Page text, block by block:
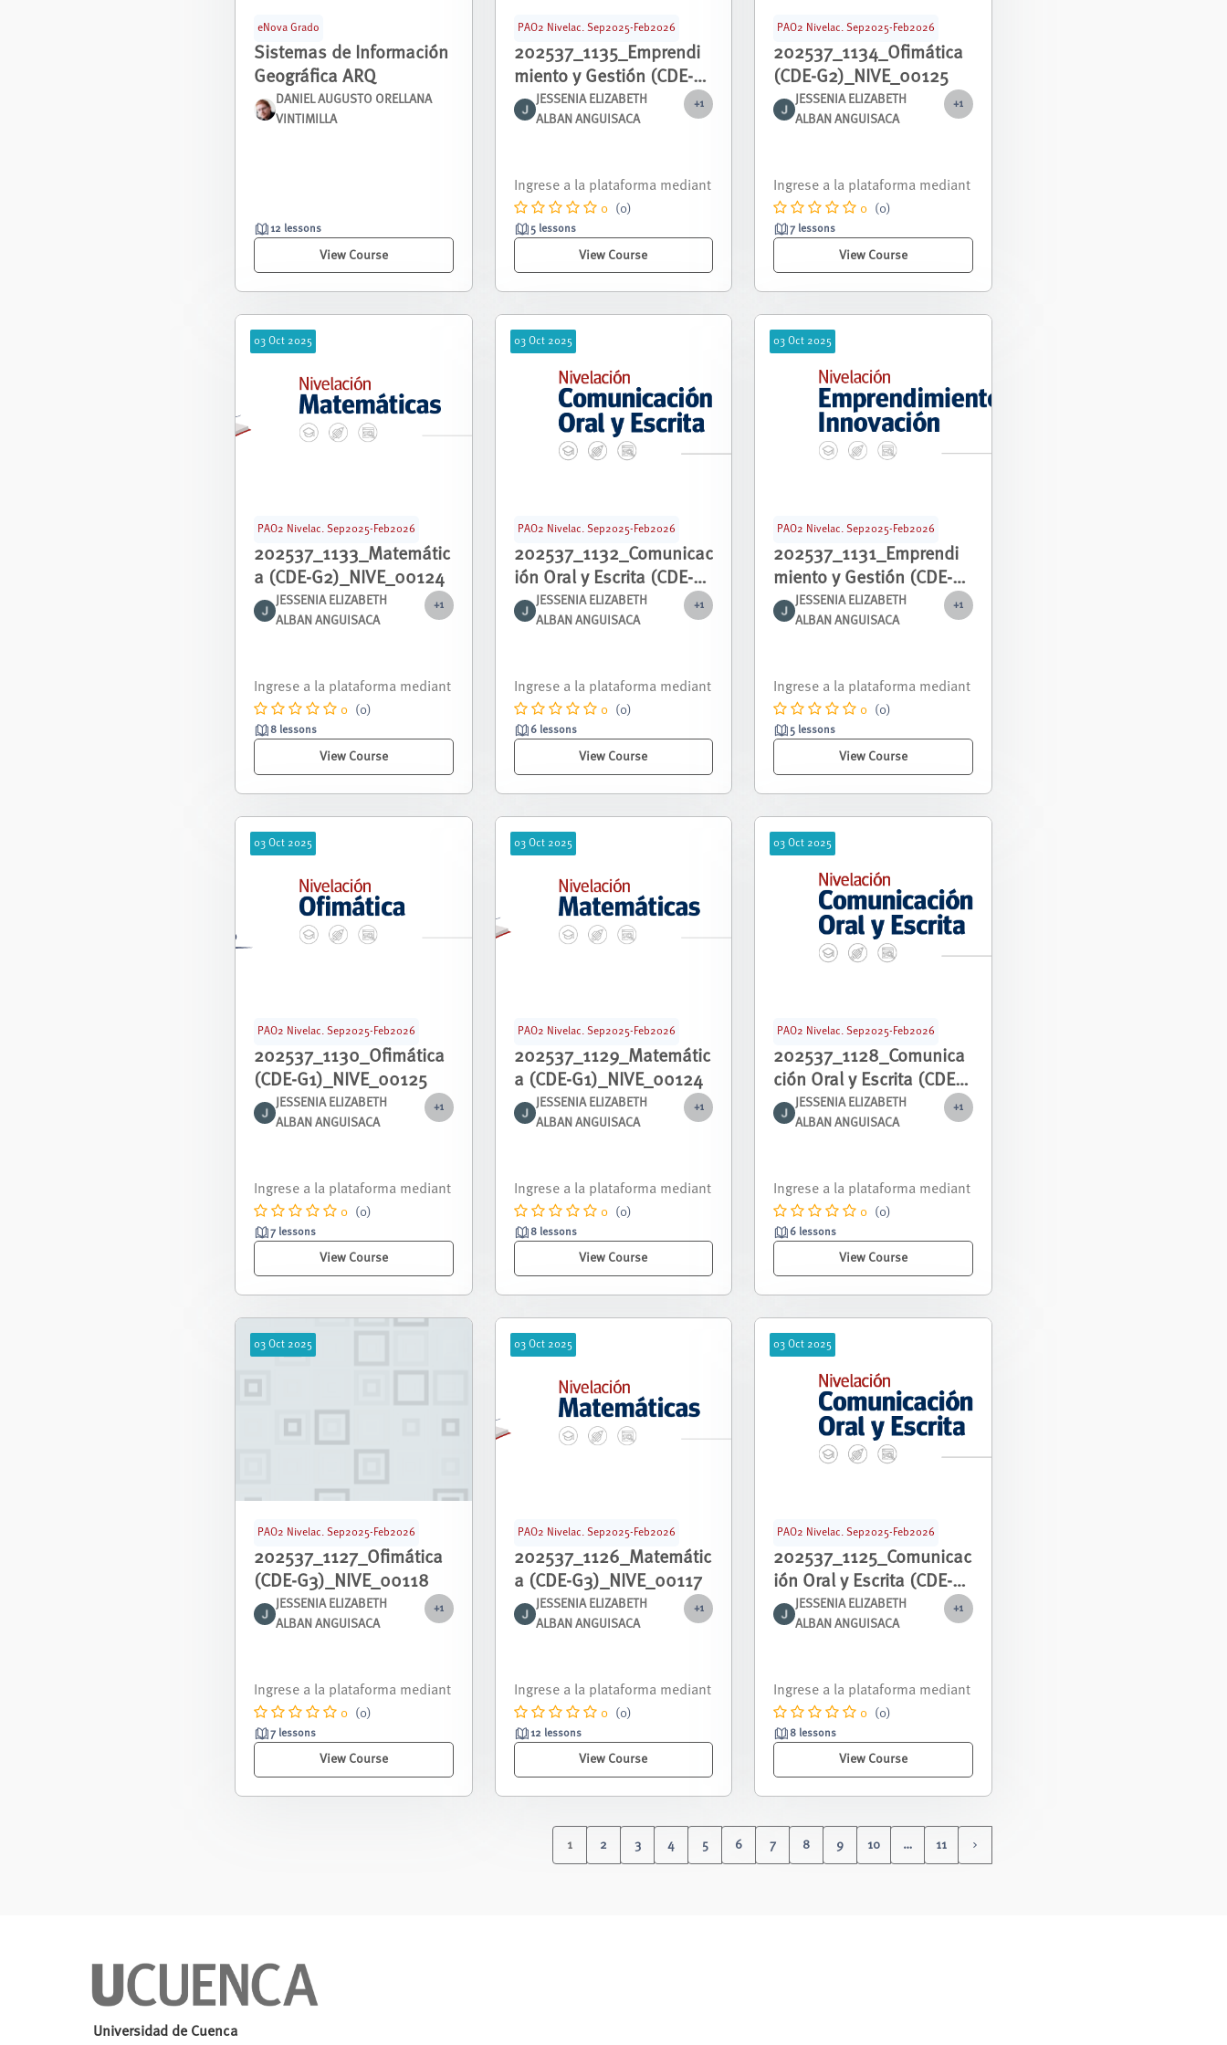
eNova Grado
Sistemas de Información
Geográfica ARQ
DANIEL AUGUSTO ORELLANA
VINTIMILLA
12 lessons
View Course
PAO2 Nivelac. Sep2025-Feb2026
202537_1135_Emprendi
miento y Gestión (CDE-
G2)_NIVE_00130
JESSENIA ELIZABETH
ALBAN ANGUISACA
+1
- febrero 2026.
0 (0)
5 lessons
View Course
PAO2 Nivelac. Sep2025-Feb2026
202537_1134_Ofimática
(CDE-G2)_NIVE_00125
JESSENIA ELIZABETH
ALBAN ANGUISACA
+1
- febrero 2026.
0 (0)
7 lessons
View Course
03 Oct 2025
PAO2 Nivelac. Sep2025-Feb2026
202537_1133_Matemátic
a (CDE-G2)_NIVE_00124
JESSENIA ELIZABETH
ALBAN ANGUISACA
+1
- febrero 2026.
0 (0)
8 lessons
View Course
03 Oct 2025
PAO2 Nivelac. Sep2025-Feb2026
202537_1132_Comunicac
ión Oral y Escrita (CDE-
G2)_NIVE_00123
JESSENIA ELIZABETH
ALBAN ANGUISACA
+1
- febrero 2026.
0 (0)
6 lessons
View Course
03 Oct 2025
PAO2 Nivelac. Sep2025-Feb2026
202537_1131_Emprendi
miento y Gestión (CDE-
G1)_NIVE_00130
JESSENIA ELIZABETH
ALBAN ANGUISACA
+1
- febrero 2026.
0 (0)
5 lessons
View Course
03 Oct 2025
PAO2 Nivelac. Sep2025-Feb2026
202537_1130_Ofimática
(CDE-G1)_NIVE_00125
JESSENIA ELIZABETH
ALBAN ANGUISACA
+1
- febrero 2026.
0 (0)
7 lessons
View Course
03 Oct 2025
PAO2 Nivelac. Sep2025-Feb2026
202537_1129_Matemátic
a (CDE-G1)_NIVE_00124
JESSENIA ELIZABETH
ALBAN ANGUISACA
+1
- febrero 2026.
0 (0)
8 lessons
View Course
03 Oct 2025
PAO2 Nivelac. Sep2025-Feb2026
202537_1128_Comunica
ción Oral y Escrita (CDE-
G1)_NIVE_00123
JESSENIA ELIZABETH
ALBAN ANGUISACA
+1
- febrero 2026.
0 (0)
6 lessons
View Course
03 Oct 2025
PAO2 Nivelac. Sep2025-Feb2026
202537_1127_Ofimática
(CDE-G3)_NIVE_00118
JESSENIA ELIZABETH
ALBAN ANGUISACA
+1
- febrero 2026.
0 (0)
7 lessons
View Course
03 Oct 2025
PAO2 Nivelac. Sep2025-Feb2026
202537_1126_Matemátic
a (CDE-G3)_NIVE_00117
JESSENIA ELIZABETH
ALBAN ANGUISACA
+1
- febrero 2026.
0 (0)
12 lessons
View Course
03 Oct 2025
PAO2 Nivelac. Sep2025-Feb2026
202537_1125_Comunicac
ión Oral y Escrita (CDE-
G3)_NIVE_00116
JESSENIA ELIZABETH
ALBAN ANGUISACA
+1
- febrero 2026.
0 (0)
8 lessons
View Course
1 2 3 4 5 6 7 8 9 10 … 11
Universidad de Cuenca